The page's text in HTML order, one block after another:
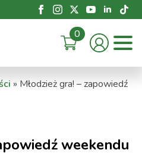
0
» Młodzież gra! – zapowiedź
weekendu